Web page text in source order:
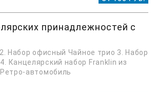
принадлежностей с
Набор офисный Чайное трио 3. Набор
Канцелярский набор Franklin из
автомобиль